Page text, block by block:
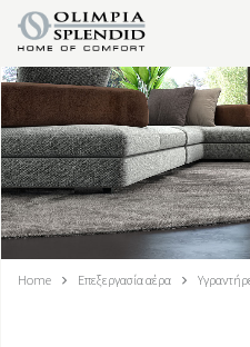
ΕΛΛΗΝΙΚΆ
HOME
ΚΛΙΜΑΤΙΣΜΌΣ
ΘΈΡΜΑΝΣΗ
Home Επεξεργασία αέρα